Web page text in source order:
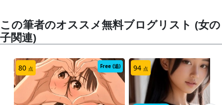
そうなん？
嬉しい〜
お兄さん東京から来たん？
この筆者のオススメ無料ブログリスト (女の
子関連)
80 点 Free (追) 94 点